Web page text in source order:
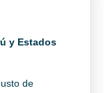
y Estados
de